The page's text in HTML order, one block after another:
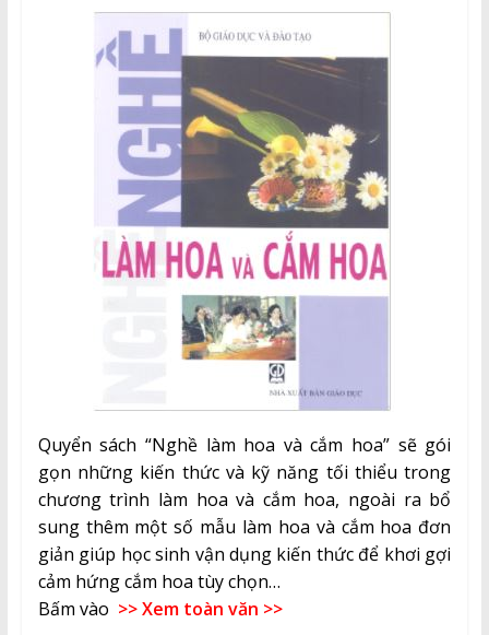
Quyển sách “Nghề làm hoa và cắm hoa” sẽ gói
gọn những kiến thức và kỹ năng tối thiểu trong
chương trình làm hoa và cắm hoa, ngoài ra bổ
sung thêm một số mẫu làm hoa và cắm hoa đơn
giản giúp học sinh vận dụng kiến thức để khơi gợi
cảm hứng cắm hoa tùy chọn…
Bấm vào >> Xem toàn văn >>